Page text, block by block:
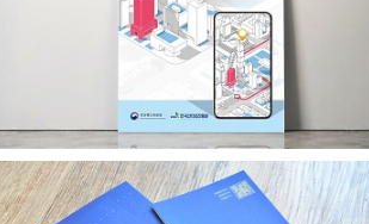
위치기반서비스공모전수상작모음집2021